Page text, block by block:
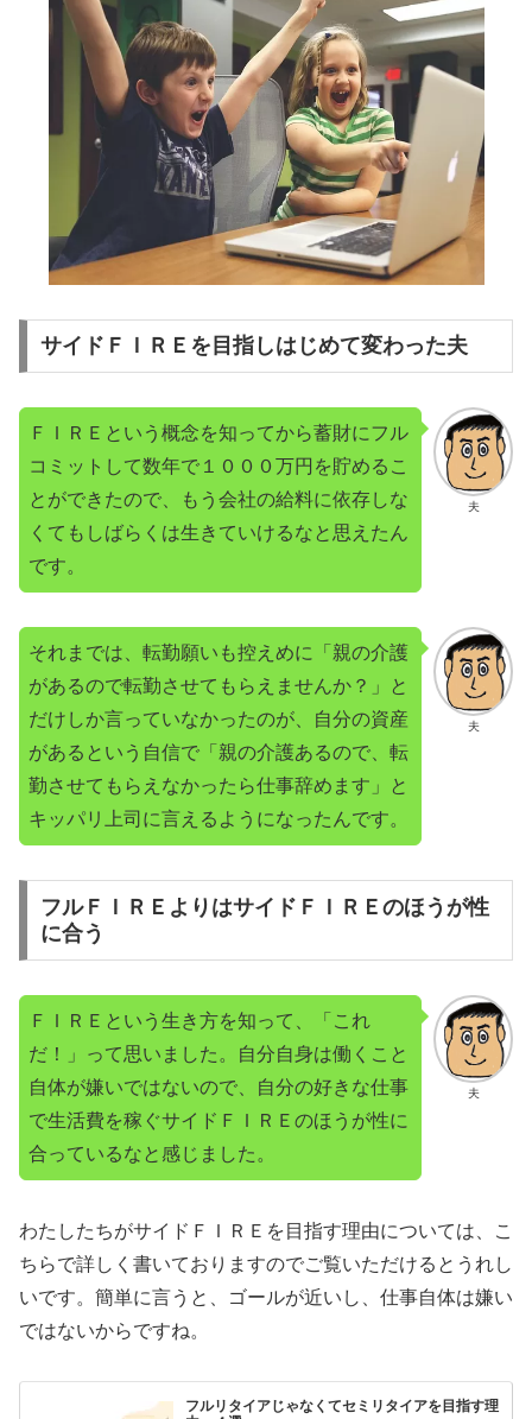
サイドＦＩＲＥを目指しはじめて変わった夫
夫
ＦＩＲＥという概念を知ってから蓄財にフル
コミットして数年で１０００万円を貯めるこ
とができたので、もう会社の給料に依存しな
くてもしばらくは生きていけるなと思えたん
です。
夫
それまでは、転勤願いも控えめに「親の介護
があるので転勤させてもらえませんか？」と
だけしか言っていなかったのが、自分の資産
があるという自信で「親の介護あるので、転
勤させてもらえなかったら仕事辞めます」と
キッパリ上司に言えるようになったんです。
フルＦＩＲＥよりはサイドＦＩＲＥのほうが性
に合う
夫
ＦＩＲＥという生き方を知って、「これ
だ！」って思いました。自分自身は働くこと
自体が嫌いではないので、自分の好きな仕事
で生活費を稼ぐサイドＦＩＲＥのほうが性に
合っているなと感じました。
わたしたちがサイドＦＩＲＥを目指す理由については、こ
ちらで詳しく書いておりますのでご覧いただけるとうれし
いです。簡単に言うと、ゴールが近いし、仕事自体は嫌い
ではないからですね。
フルリタイアじゃなくてセミリタイアを目指す理